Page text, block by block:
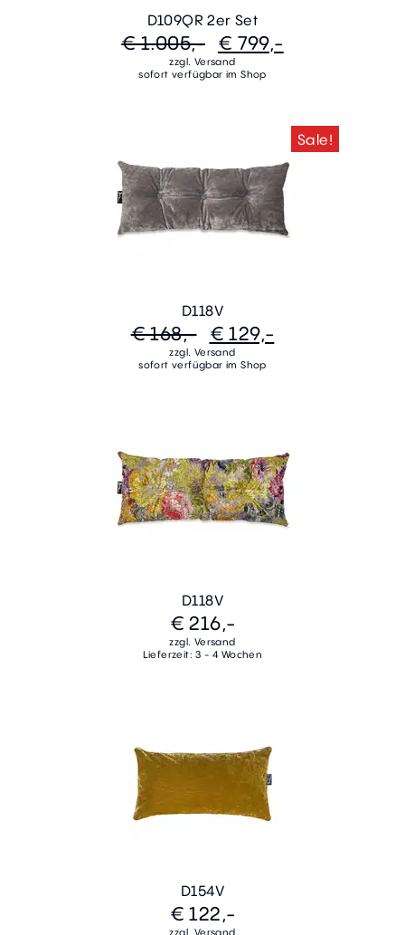
D109QR 2er Set
€ 1.005,- € 799,-
zzgl. Versand
sofort verfügbar im Shop
Sale!
D118V
€ 168,- € 129,-
zzgl. Versand
sofort verfügbar im Shop
D118V
€ 216,-
zzgl. Versand
Lieferzeit: 3 - 4 Wochen
D154V
€ 122,-
zzgl. Versand